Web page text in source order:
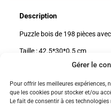
Gérer le
Pour offrir les meilleures
que les cookies pour stocker et/ou
Le fait de consentir à ces
Description
Puzzle bois de 198 pièces
Taille : 42.5*30*0.5 cm
Nos pages